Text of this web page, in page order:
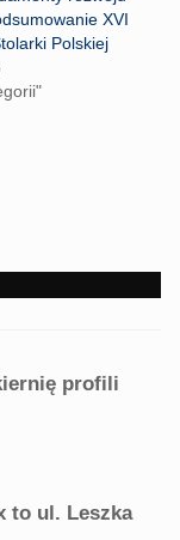
XVI
Polskiej
to ul. Leszka
profili